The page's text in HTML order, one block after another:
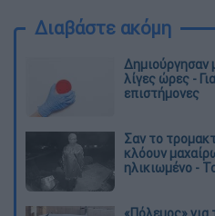
Διαβάστε ακόμη
Δημιούργησαν
λίγες ώρες -
επιστήμονες
Σαν το
κλόουν
ηλικιωμένο -